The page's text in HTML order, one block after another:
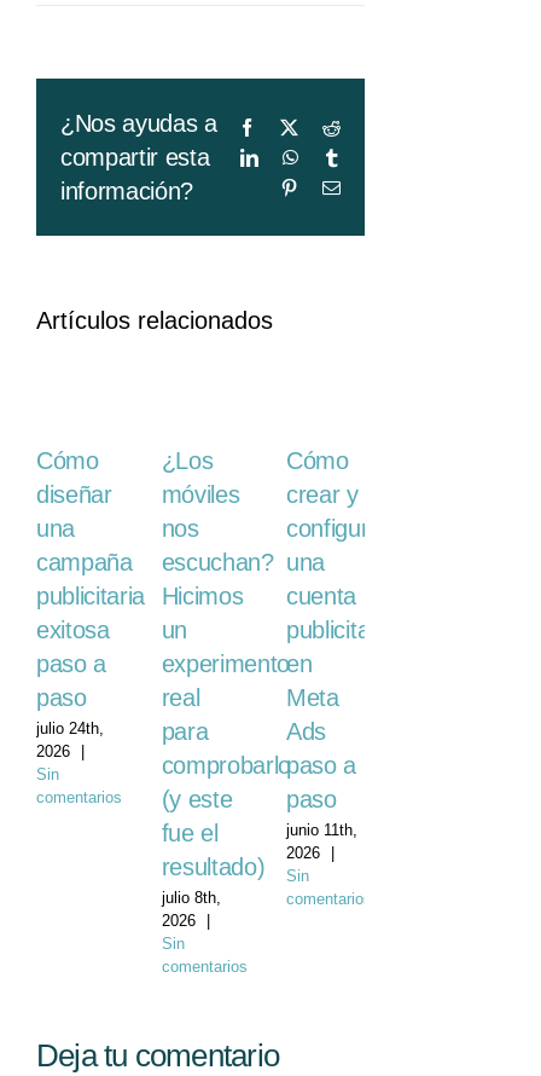
¿Nos ayudas a
compartir esta
información?
Facebook
X
Reddit
LinkedInWhatsApp
PinterestCorreo
Artículos relacionados
Cómo
diseñar
una
campaña
publicitaria
exitosa
paso a
paso
julio 24th,
2026
Sin
comentarios
¿Los
móviles
nos
escuchan?
Hicimos
un
experimento
real
para
comprobarlo
(y este
fue el
resultado)
julio 8th,
2026
Sin
comentarios
Cómo
crear y
configurar
una
cuenta
publicitaria
en
Meta
Ads
paso a
paso
junio 11th,
2026
Sin
comentarios
Deja tu comentario